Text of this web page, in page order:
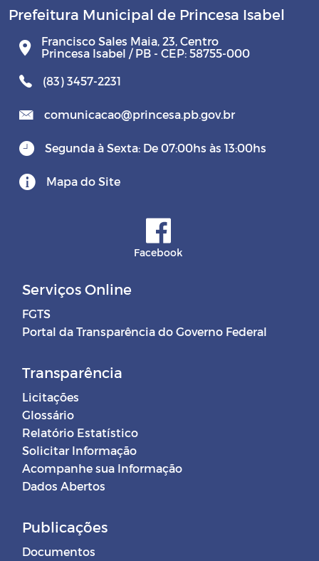
Prefeitura Municipal de Princesa Isabel
Francisco Sales Maia, 23, Centro
Princesa Isabel / PB - CEP: 58755-000
(83) 3457-2231
comunicacao@princesa.pb.gov.br
Segunda à Sexta: De 07:00hs às 13:00hs
Mapa do Site
Facebook
Serviços Online
FGTS
Portal da Transparência do Governo Federal
Transparência
Licitações
Glossário
Relatório Estatístico
Solicitar Informação
Acompanhe sua Informação
Dados Abertos
Publicações
Documentos